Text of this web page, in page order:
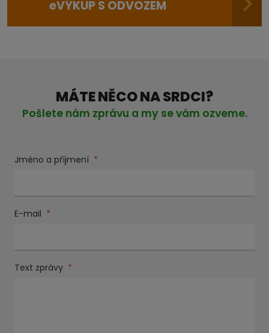
eVÝKUP S ODVOZEM
MÁTE NĚCO NA SRDCI?
Pošlete nám zprávu a my se vám ozveme.
Jméno a příjmení *
E-mail *
Text zprávy *